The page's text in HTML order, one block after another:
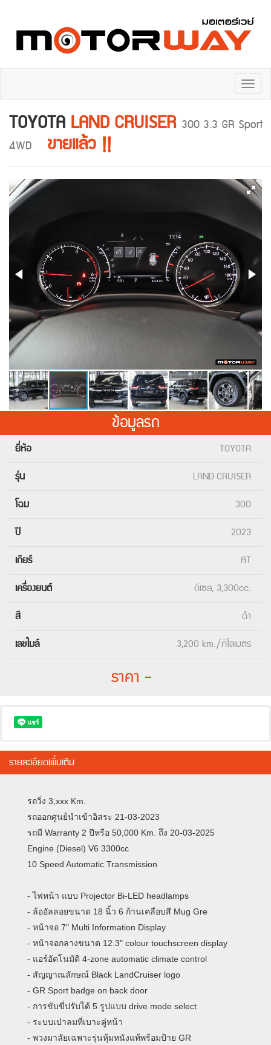
TOYOTA LAND CRUISER 300 3.3 GR Sport
4WD
ขายแล้ว !!
ข้อมูลรถ
ยี่ห้อ
TOYOTA
รุ่น
LAND CRUISER
โฉม
300
ปี
2023
เกียร์
AT
เครื่องยนต์
ดีเซล, 3,300cc.
สี
ดำ
เลขไมล์
3,200 km./กิโลเมตร
ราคา -
รายละเอียดเพิ่มเติม
รถวิ่ง 3,xxx Km.
รถออกศูนย์นำเข้าอิสระ 21-03-2023
รถมี Warranty 2 ปีหรือ 50,000 Km. ถึง 20-03-2025
Engine (Diesel) V6 3300cc
10 Speed Automatic Transmission
- ไฟหน้า แบบ Projector Bi-LED headlamps
- ล้ออัลลอยขนาด 18 นิ้ว 6 ก้านเคลือบสี Mug Gre
- หน้าจอ 7" Multi Information Display
- หน้าจอกลางขนาด 12.3" colour touchscreen display
- แอร์อัตโนมัติ 4-zone automatic climate control
- สัญญาณลักษณ์ Black LandCruiser logo
- GR Sport badge on back door
- การขับขี่ปรับได้ 5 รูปแบบ drive mode select
- ระบบเป่าลมที่เบาะคู่หน้า
- พวงมาลัยเฉพาะรุ่นหุ้มหนังแท้พร้อมป้าย GR